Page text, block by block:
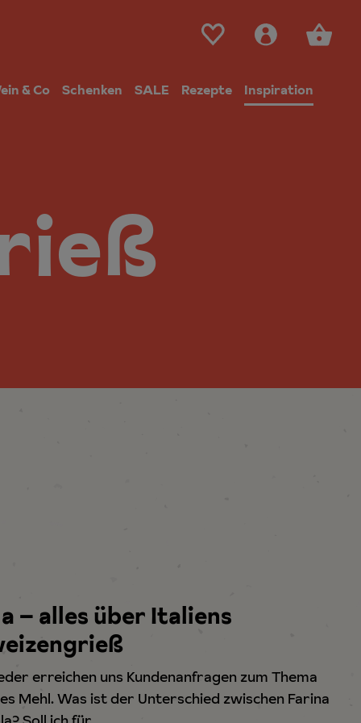
& Co Schenken SALE Rezepte Inspiration
– alles über Italiens
erreichen uns Kundenanfragen zum Thema
Mehl. Was ist der Unterschied zwischen Farina